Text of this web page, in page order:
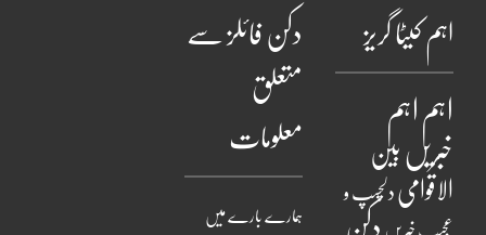
اہم کیٹا گریز
اہم اہم
خبریں بین
الاقوامی دلچسپ و
عجیب خبریں دکن
دکن فائلز سے
متعلق
معلومات
ہمارے بارے میں